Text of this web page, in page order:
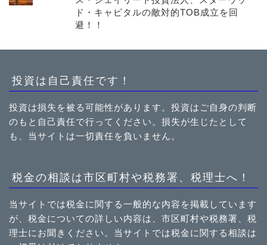
ド・キャピタルの敵対的TOB成立を回
避！！
投資は自己責任です！
投資は損失を被る可能性があります。投資はご自身の判断
のもと自己責任で行ってください。損失が生じたとして
も、当サイトは一切責任を負いません。
税金の相談は市区町村や税務署、税理士へ！
当サイトでは税金に関する一般的な内容を掲載しています
が、税金についての詳しい内容は、市区町村や税務署、税
理士にお聞きください。当サイトでは税金に関する相談は